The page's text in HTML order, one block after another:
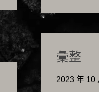
彙整
2023 年 10